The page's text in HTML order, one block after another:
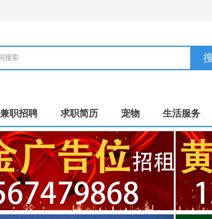
兼职招聘 求职简历 宠物 生活服务